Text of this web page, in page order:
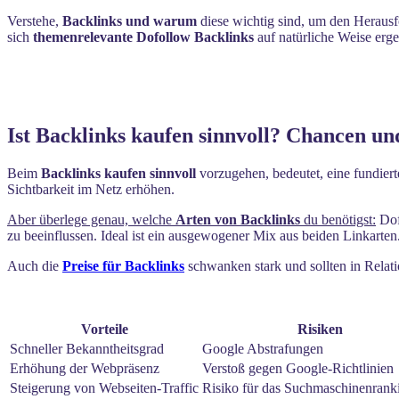
Verstehe, Backlinks und warum diese wichtig sind, um den
sich themenrelevante Dofollow Backlinks auf natürliche Weise
Ist Backlinks kaufen sinnvoll? Chancen
Beim Backlinks kaufen sinnvoll vorzugehen, bedeutet, eine
Sichtbarkeit im Netz erhöhen.
Aber überlege genau, welche Arten von Backlinks du benötigst:
zu beeinflussen. Ideal ist ein ausgewogener Mix aus beiden
Auch die Preise für Backlinks schwanken stark und sollten in
Vorteile
Risiken
Schneller Bekanntheitsgrad
Google Abstrafungen
Erhöhung der Webpräsenz
Verstoß gegen Google-Richtlinien
Steigerung von Webseiten-Traffic Risiko für das